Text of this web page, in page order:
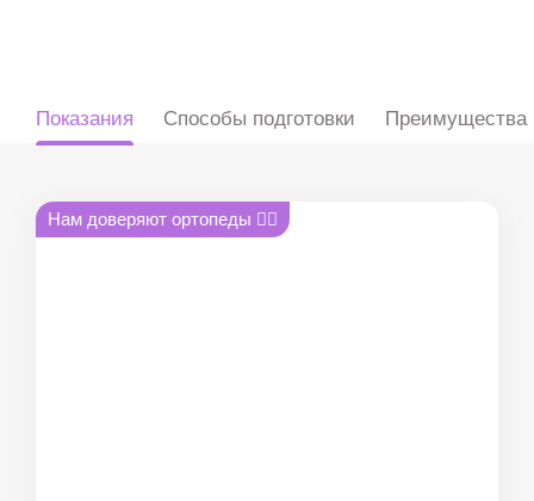
Показания Способы подготовки Преимущества
Нам доверяют ортопеды 👍🏻